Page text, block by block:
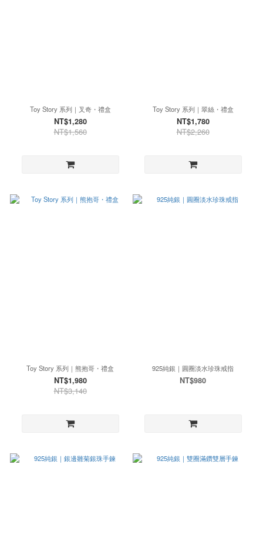
Toy Story 系列｜叉奇・禮盒
NT$1,280
NT$1,560
Toy Story 系列｜翠絲・禮盒
NT$1,780
NT$2,260
Toy Story 系列｜熊抱哥・禮盒
NT$1,980
NT$3,140
925純銀｜圓圈淡水珍珠戒指
NT$980